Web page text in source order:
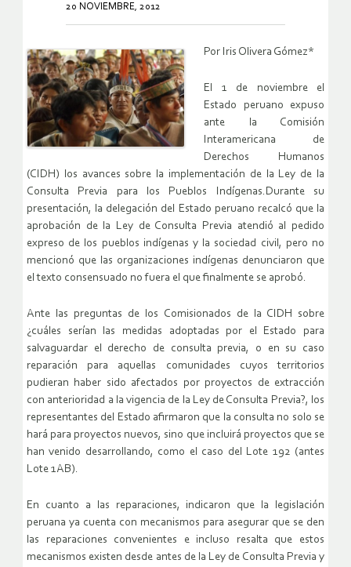
20 NOVIEMBRE, 2012
Por Iris Olivera Gómez*
El 1 de noviembre el
Estado peruano expuso
ante la Comisión
Interamericana de
Derechos Humanos
(CIDH) los avances sobre la implementación de la Ley de la
Consulta Previa para los Pueblos Indígenas.Durante su
presentación, la delegación del Estado peruano recalcó que la
aprobación de la Ley de Consulta Previa atendió al pedido
expreso de los pueblos indígenas y la sociedad civil, pero no
mencionó que las organizaciones indígenas denunciaron que
el texto consensuado no fuera el que finalmente se aprobó.
Ante las preguntas de los Comisionados de la CIDH sobre
¿cuáles serían las medidas adoptadas por el Estado para
salvaguardar el derecho de consulta previa, o en su caso
reparación para aquellas comunidades cuyos territorios
pudieran haber sido afectados por proyectos de extracción
con anterioridad a la vigencia de la Ley de Consulta Previa?, los
representantes del Estado afirmaron que la consulta no solo se
hará para proyectos nuevos, sino que incluirá proyectos que se
han venido desarrollando, como el caso del Lote 192 (antes
Lote 1AB).
En cuanto a las reparaciones, indicaron que la legislación
peruana ya cuenta con mecanismos para asegurar que se den
las reparaciones convenientes e incluso resalta que estos
mecanismos existen desde antes de la Ley de Consulta Previa y